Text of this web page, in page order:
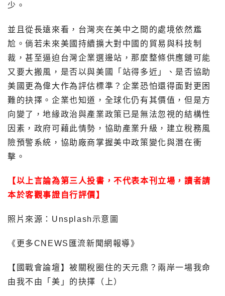
少。
並且從長遠來看，台灣夾在美中之間的處境依然尷
尬。倘若未來美國持續擴大對中國的貿易與科技制
裁，甚至逼迫台灣企業選邊站，那麼整條供應鏈可能
又要大搬風，是否以與美國「站得多近」、是否協助
美國更為偉大作為評估標準？企業恐怕還得面對更困
難的抉擇。企業也知道，全球化仍有其價值，但是方
向變了，地緣政治與產業政策已是無法忽視的結構性
因素，政府可藉此情勢，協助產業升級，建立稅務風
險預警系統，協助廠商掌握美中政策變化與潛在衝
擊。
【以上言論為第三人投書，不代表本刊立場，讀者請
本於客觀事證自行評價】
照片來源：Unsplash示意圖
《更多CNEWS匯流新聞網報導》
【國戰會論壇】被關稅圈住的天元鼎？兩岸一場我命
由我不由「美」的抉擇（上）